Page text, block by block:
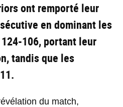
ont remporté leur
en dominant les
106, portant leur
tandis que les
du match,